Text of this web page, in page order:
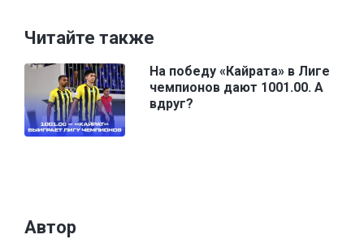
Читайте также
На победу «Кайрата» в Лиге
чемпионов дают 1001.00. А
вдруг?
Автор